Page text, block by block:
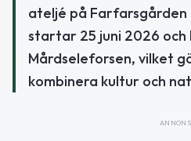
ateljé på Farfarsgården
startar 25 juni 2026 och
Mårdseleforsen, vilket
kombinera kultur och
ANNONS